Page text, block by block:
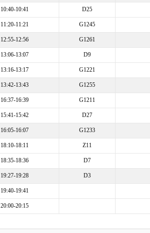
10:40-10:41 D25
11:20-11:21 G1245
12:55-12:56 G1261
13:06-13:07 D9
13:16-13:17 G1221
13:42-13:43 G1255
16:37-16:39 G1211
15:41-15:42 D27
16:05-16:07 G1233
18:10-18:11 Z11
18:35-18:36 D7
19:27-19:28 D3
19:40-19:41
20:00-20:15